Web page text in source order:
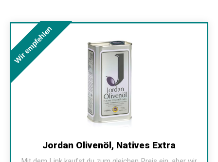
Wir empfehlen
Jordan Olivenöl, Natives Extra